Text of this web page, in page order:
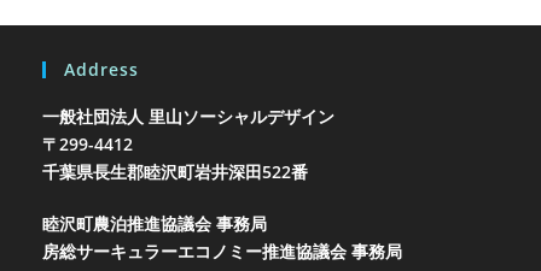
Address
一般社団法人 里山ソーシャルデザイン
〒299-4412
千葉県長生郡睦沢町岩井深田522番
睦沢町農泊推進協議会 事務局
房総サーキュラーエコノミー推進協議会 事務局